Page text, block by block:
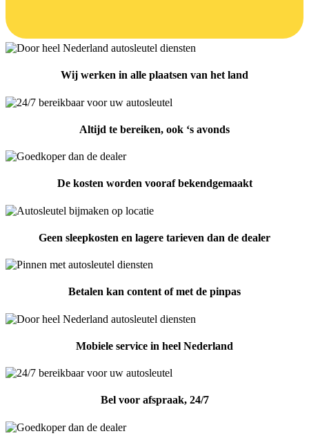
Wij werken in alle plaatsen van het land
Altijd te bereiken, ook ‘s avonds
De kosten worden vooraf bekendgemaakt
Geen sleepkosten en lagere tarieven dan de dealer
Betalen kan content of met de pinpas
Mobiele service in heel Nederland
Bel voor afspraak, 24/7